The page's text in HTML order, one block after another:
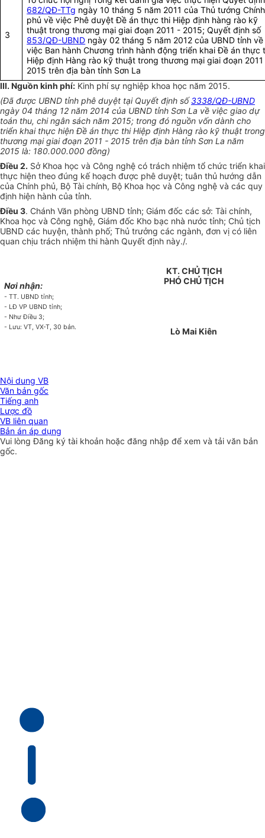
3
682/QĐ-TTg ngày 10 tháng 5 năm 2011 của Thủ tướng Chính
phủ về việc Phê duyệt Đề án thực thi Hiệp định hàng rào kỹ
thuật trong thương mại giai đoạn 2011 - 2015; Quyết định số
853/QĐ-UBND ngày 02 tháng 5 năm 2012 của UBND tỉnh về
việc Ban hành Chương trình hành động triển khai Đề án thực
Hiệp định Hàng rào kỹ thuật trong thương mại giai đoạn
2015 trên địa bàn tỉnh Sơn La
III. Nguồn kinh phí: Kinh phí sự nghiệp khoa học năm 2015.
(Đã được UBND tỉnh phê duyệt tại Quyết định số3338/QĐ-UBND
ngày 04 tháng 12 năm 2014 của UBND tỉnh Sơn La về việc giao dự
toán thu, chi ngân sách năm 2015; trong đó nguồn vốn dành cho
triển khai thực hiện Đề án thực thi Hiệp định Hàng rào kỹ thuật trong
thương mại giai đoạn 2011 - 2015 trên địa bàn tỉnh Sơn La năm
2015 là: 180.000.000 đồng)
Điều 2. Sở Khoa học và Công nghệ có trách nhiệm tổ chức triển khai
thực hiện theo đúng kế hoạch được phê duyệt; tuân thủ hướng dẫn
của Chính phủ, Bộ Tài chính, Bộ Khoa học và Công nghệ và các quy
định hiện hành của tỉnh.
Điều 3. Chánh Văn phòng UBND tỉnh; Giám đốc các sở: Tài chính,
Khoa học và Công nghệ, Giám đốc Kho bạc nhà nước tỉnh; Chủ tịch
UBND các huyện, thành phố; Thủ trưởng các ngành, đơn vị có liên
quan chịu trách nhiệm thi hành Quyết định này./.
Nơi nhận:
- TT. UBND tỉnh;
- LĐ VP UBND tỉnh;
- Như Điều 3;
- Lưu: VT, VX-T, 30 bản.
KT. CHỦ TỊCH
PHÓ CHỦ TỊCH
Lò Mai Kiên
Nội dung VB
Văn bản gốc
Tiếng anh
Lược đồ
VB liên quan
Bản án áp dụng
Vui lòngĐăng ký tài khoản hoặc đăng nhập để xem và tải văn bản
gốc.